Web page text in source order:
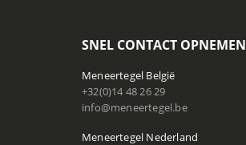
SNEL CONTACT OPNEMEN
Meneertegel België
+32(0)14 48 26 29
info@meneertegel.be
Meneertegel Nederland